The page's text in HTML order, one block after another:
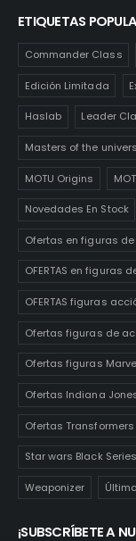
ETIQUETAS
Commander Class
Edición Limitada
Haslab Leader
Masters of the
MOTU Origins
Novedades En Stock
Ofertas en figuras
OFERTAS en figuras
OFERTAS figuras
Ofertas figuras de
Ofertas figuras
Ofertas Indiana
Ofertas Transformers
Star wars Black
Weaponizer
¡SUBSCRÍBETE A